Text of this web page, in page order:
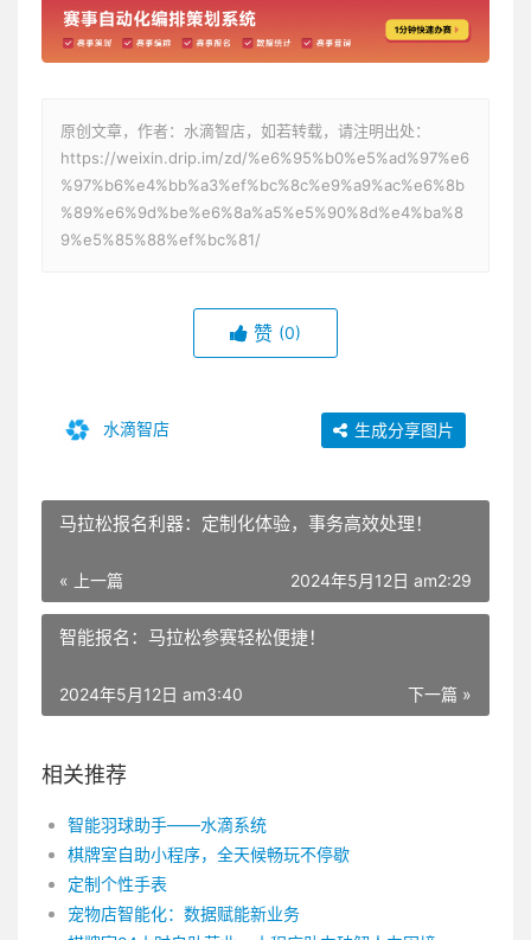
原创文章，作者：水滴智店，如若转载，请注明出处：
https://weixin.drip.im/zd/%e6%95%b0%e5%ad%97%e6
%97%b6%e4%bb%a3%ef%bc%8c%e9%a9%ac%e6%8b
%89%e6%9d%be%e6%8a%a5%e5%90%8d%e4%ba%8
9%e5%85%88%ef%bc%81/
赞 (0)
水滴智店 生成分享图片
马拉松报名利器：定制化体验，事务高效处理！
« 上一篇 2024年5月12日 am2:29
智能报名：马拉松参赛轻松便捷！
下一篇 »
2024年5月12日 am3:40
相关推荐
智能羽球助手——水滴系统
棋牌室自助小程序，全天候畅玩不停歇
定制个性手表
宠物店智能化：数据赋能新业务